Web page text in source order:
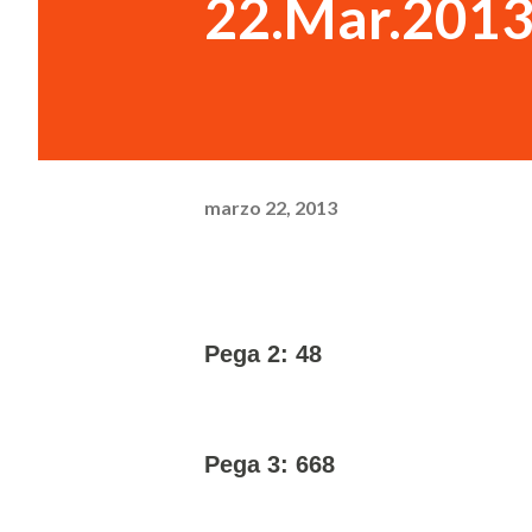
marzo 22, 2013
Pega 2: 48
Pega 3: 668